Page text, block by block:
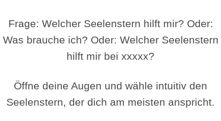
Frage: Welcher Seelenstern hilft mir? Oder:
Was brauche ich? Oder: Welcher Seelenstern
hilft mir bei xxxxx?
Öffne deine Augen und wähle intuitiv den
Seelenstern, der dich am meisten anspricht.